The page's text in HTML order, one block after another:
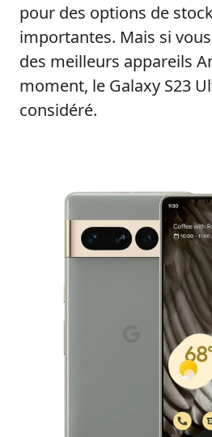
pour des options de
importantes. Mais si
des meilleurs appareils
moment, le Galaxy S23
considéré.